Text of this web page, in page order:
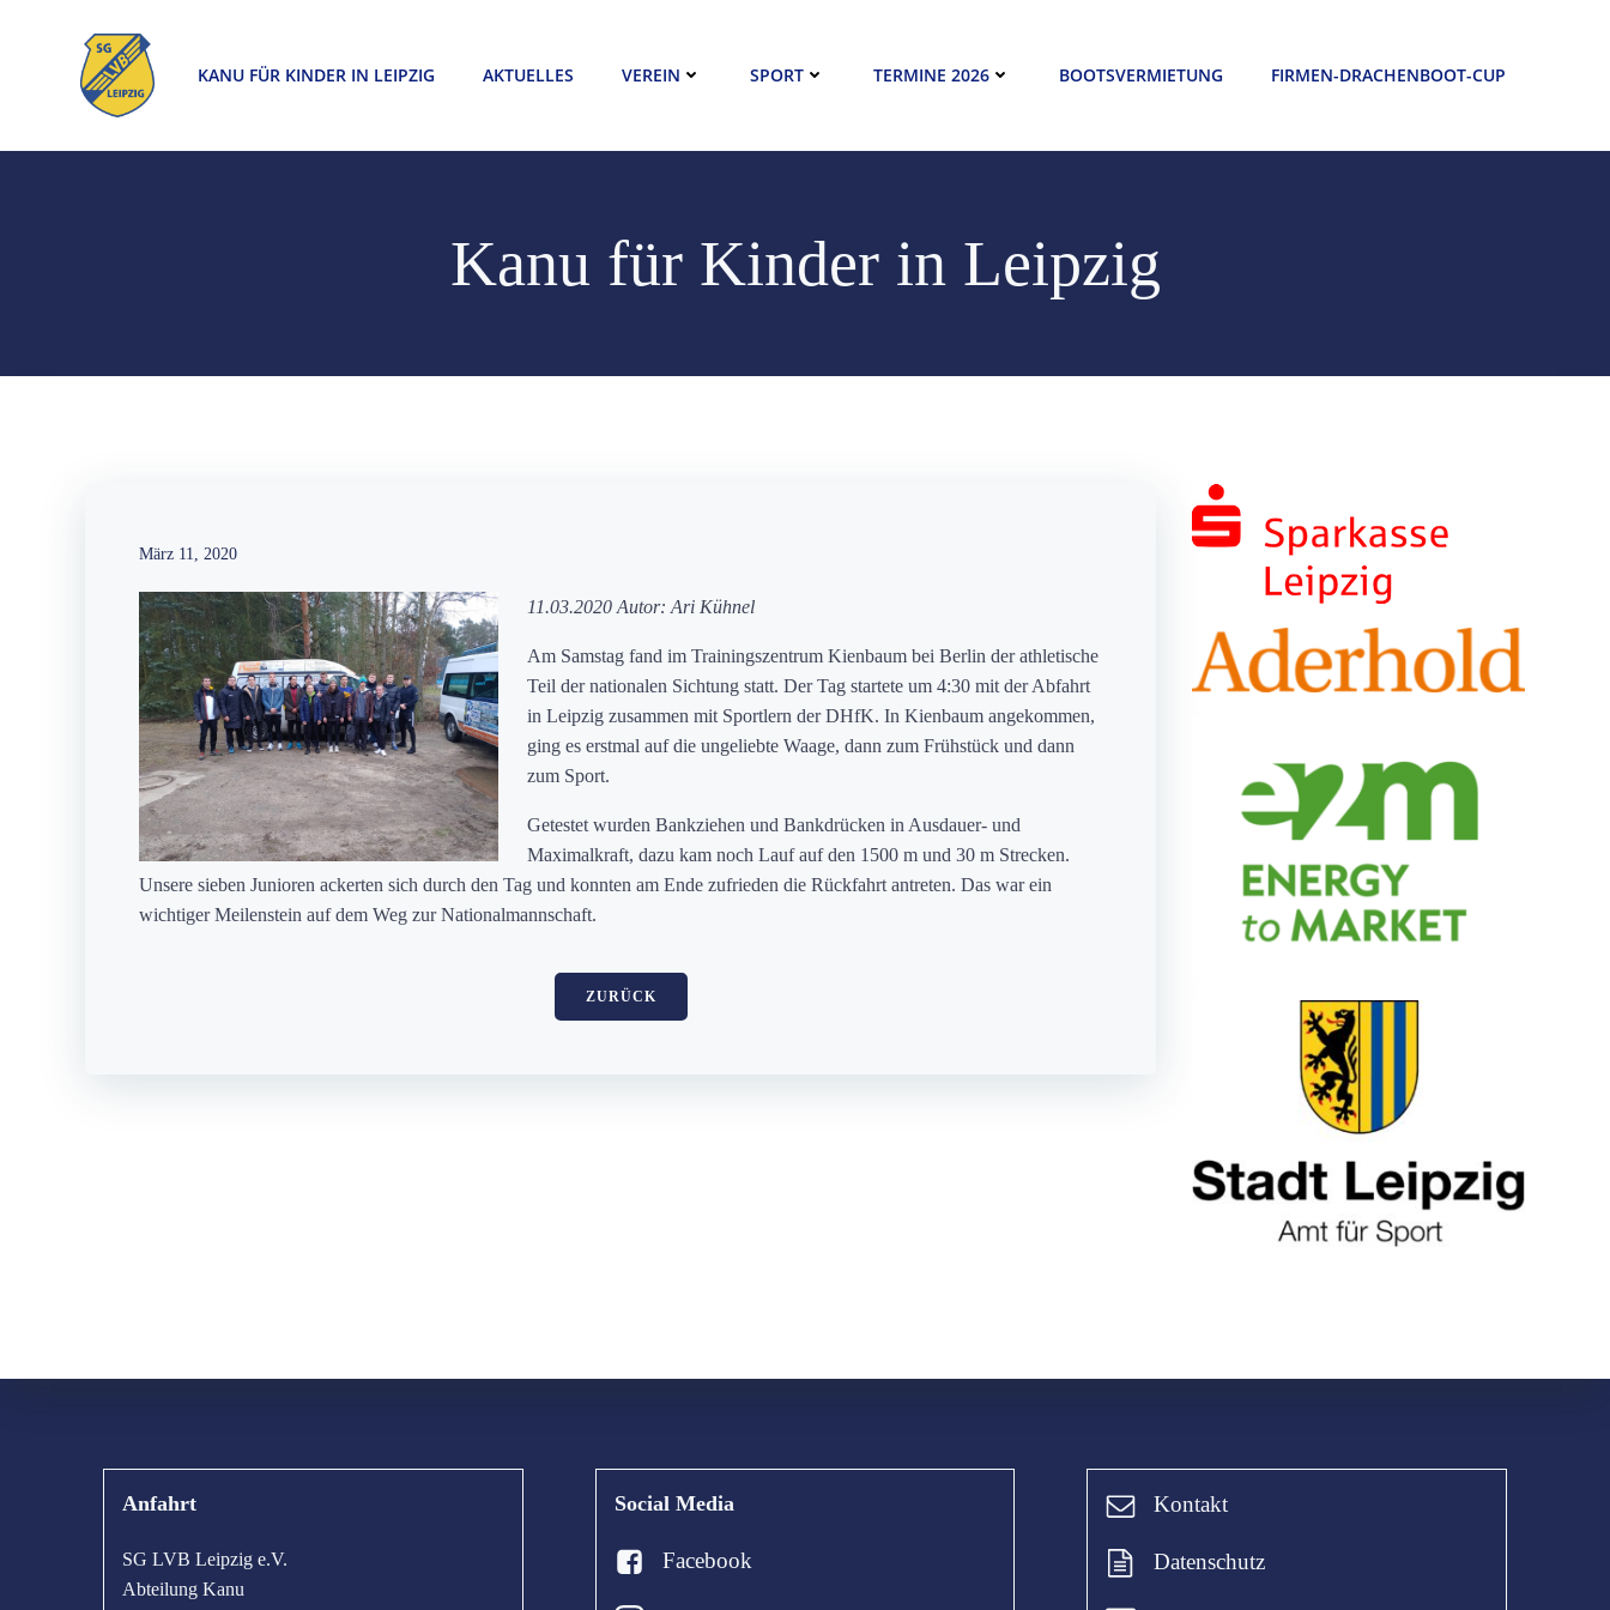
KANU FÜR KINDER IN LEIPZIG AKTUELLES VEREIN SPORT TERMINE 2026 BOOTSVERMIETUNG FIRMEN-DRACHENBOOT-CUP
Kanu für Kinder in Leipzig
März 11, 2020
11.03.2020 Autor: Ari Kühnel
Am Samstag fand im Trainingszentrum Kienbaum bei Berlin der athletische
Teil der nationalen Sichtung statt. Der Tag startete um 4:30 mit der Abfahrt
in Leipzig zusammen mit Sportlern der DHfK. In Kienbaum angekommen,
ging es erstmal auf die ungeliebte Waage, dann zum Frühstück und dann
zum Sport.
Getestet wurden Bankziehen und Bankdrücken in Ausdauer- und
Maximalkraft, dazu kam noch Lauf auf den 1500 m und 30 m Strecken.
Unsere sieben Junioren ackerten sich durch den Tag und konnten am Ende zufrieden die Rückfahrt antreten. Das war ein
wichtiger Meilenstein auf dem Weg zur Nationalmannschaft.
ZURÜCK
Anfahrt
SG LVB Leipzig e.V.
Abteilung Kanu
Social Media
Facebook
Kontakt
Datenschutz